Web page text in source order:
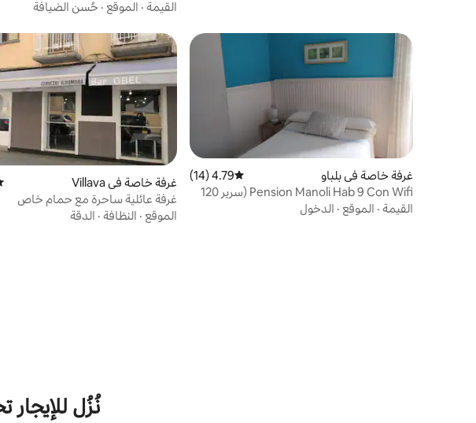
القيمة · الموقع · حُسن الضيافة
غرفة خاصة في بلباو متوسط التقييم 4.79 من 5، 14 مراجعات
4.79 (14)
Pension Manoli Hab 9 Con Wifi (سرير 120
سم)
القيمة · الموقع · الدخول
غرفة خاصة في Villava
غرفة عائلية ساحرة مع حمام خاص
الموقع · النظافة · الدقة
نُزُل